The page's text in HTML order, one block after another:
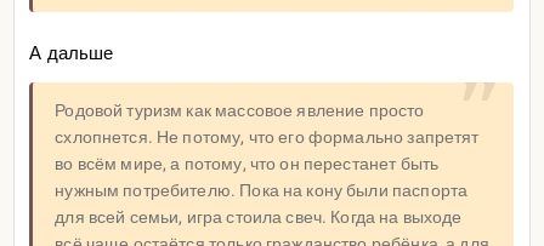
А дальше
Родовой туризм как массовое явление просто
схлопнется. Не потому, что его формально запретят
во всём мире, а потому, что он перестанет быть
нужным потребителю. Пока на кону были паспорта
для всей семьи, игра стоила свеч. Когда на выходе